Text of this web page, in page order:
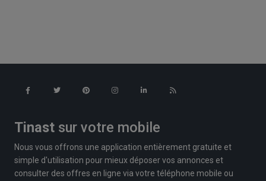
Tinast sur votre mobile
Nous vous offrons une application entièrement gratuite et
simple d'utilisation pour mieux déposer vos annonces et
consulter des offres en ligne via votre téléphone mobile ou